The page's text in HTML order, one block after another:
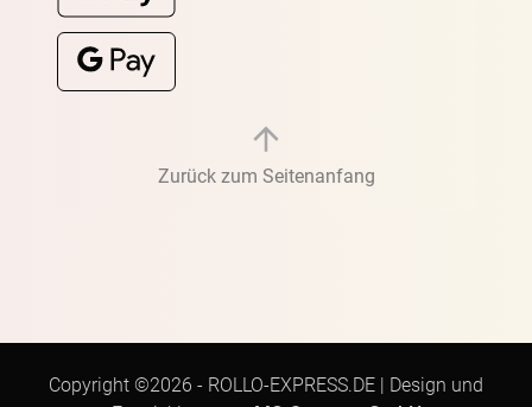
Zurück zum Seitenanfang
Copyright ©2026 - ROLLO-EXPRESS.DE
Design und